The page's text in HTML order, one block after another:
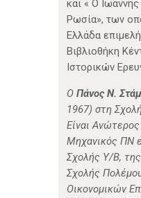
και « Ο
Ρωσία», των
Ελλάδα
Βιβλιοθήκη
Ιστορικών
O Πάνος Ν.
1967) στη
Είναι
Μηχανικός ΠΝ
Σχολής Υ/Β,
Σχολής
Οικονομικών